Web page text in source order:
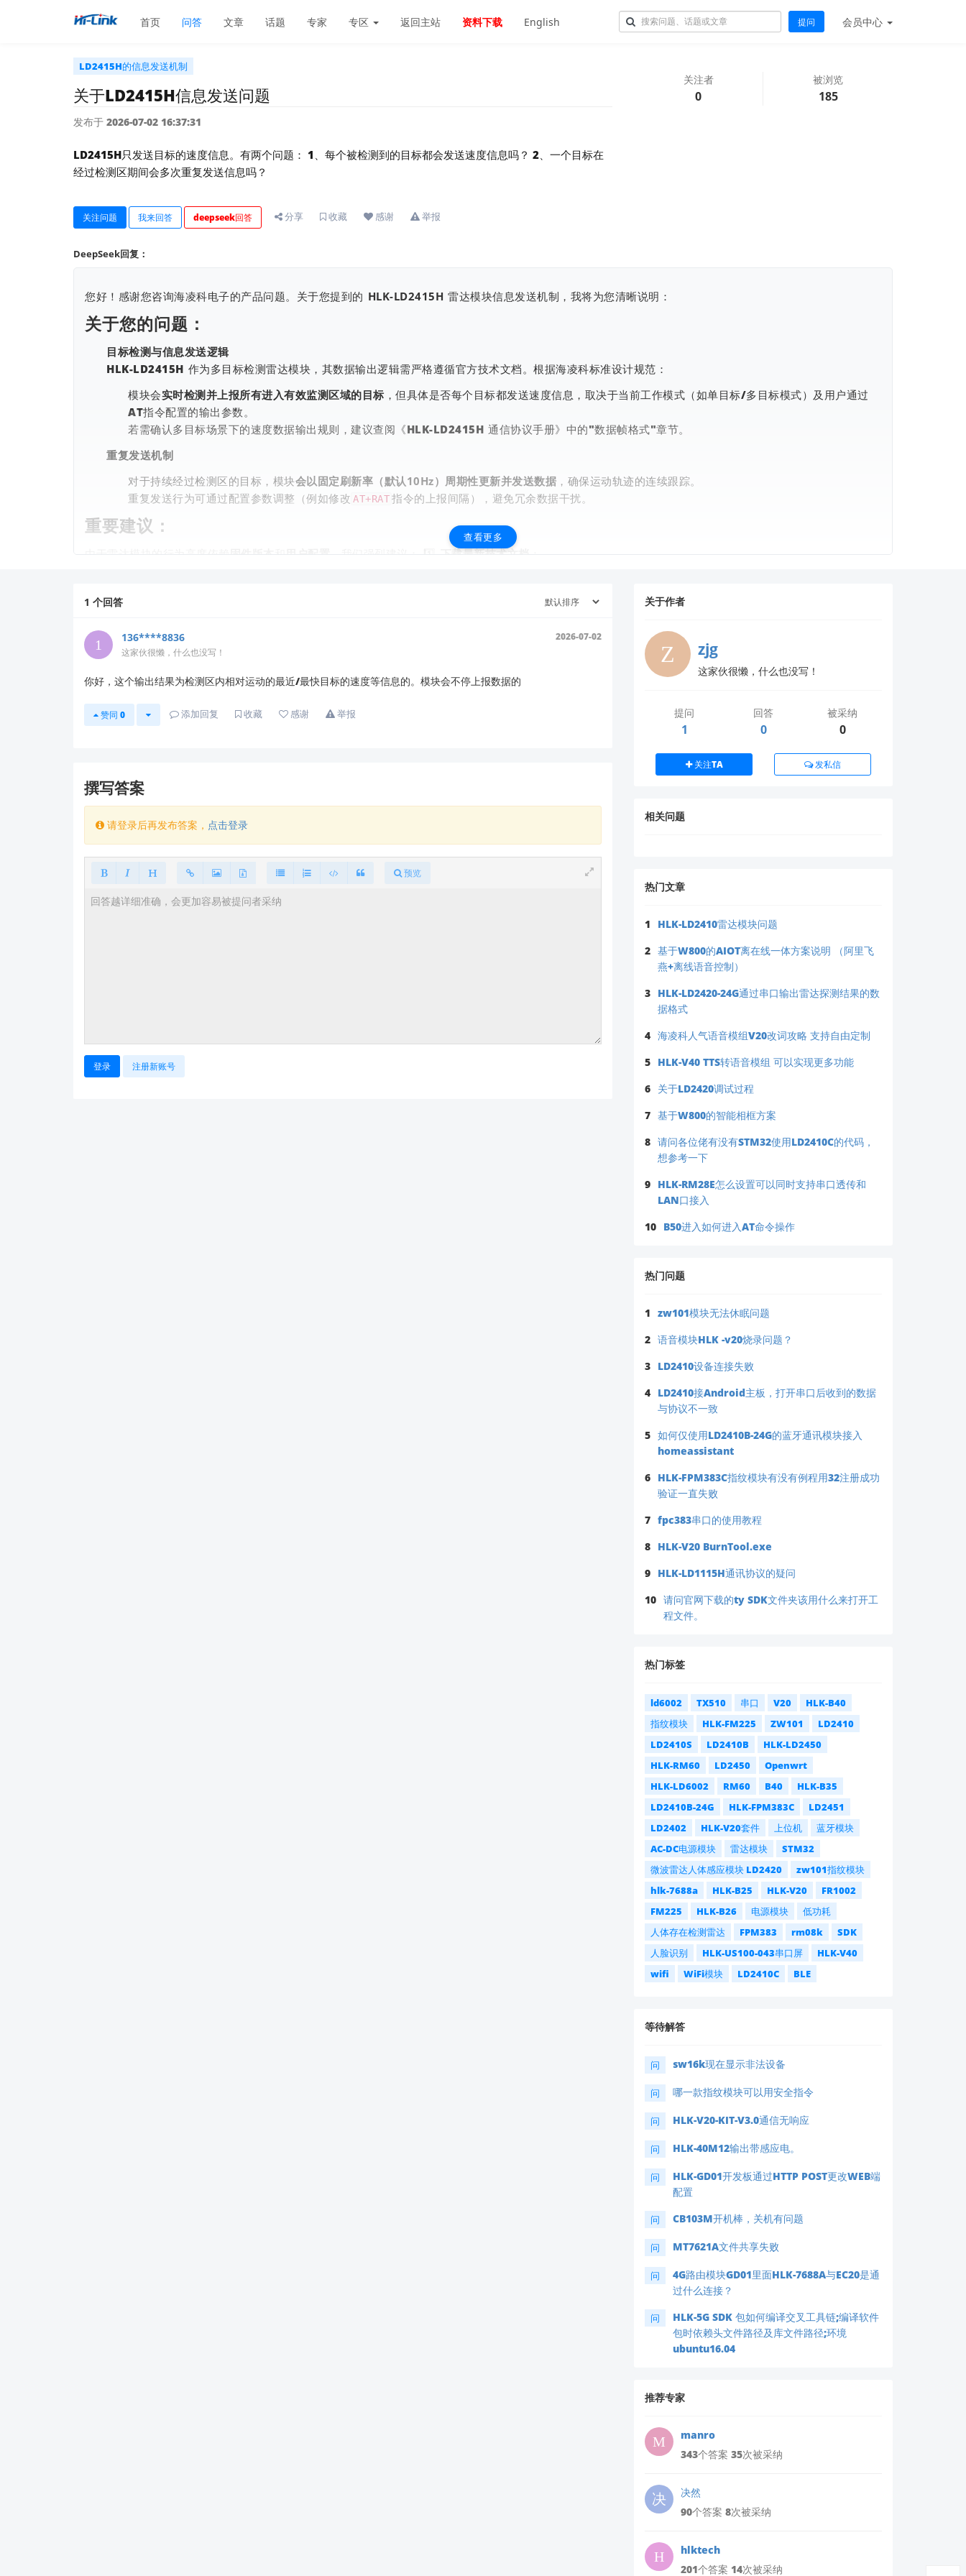
首页 问答 文章 话题 专家 专区 返回主站 资料下载 English 提问 会员中心
LD2415H的信息发送机制
关于LD2415H信息发送问题
发布于 2026-07-02 16:37:31
LD2415H只发送目标的速度信息。有两个问题： 1、每个被检测到的目标都会发送速度信息吗？ 2、一个目标在
经过检测区期间会多次重复发送信息吗？
关注者
0
被浏览
185
关注问题 我来回答 deepseek回答 分享 收藏 感谢 举报
DeepSeek回复：
您好！感谢您咨询海凌科电子的产品问题。关于您提到的 HLK-LD2415H 雷达模块信息发送机制，我将为您清晰说明：
关于您的问题：
目标检测与信息发送逻辑
HLK-LD2415H 作为多目标检测雷达模块，其数据输出逻辑需严格遵循官方技术文档。根据海凌科标准设计规范：
模块会实时检测并上报所有进入有效监测区域的目标 ，但具体是否每个目标都发送速度信息，取决于当前工作模式（如单目标/多目标模式）及用户通过
AT指令配置的输出参数。
若需确认多目标场景下的速度数据输出规则，建议查阅《HLK-LD2415H 通信协议手册》中的"数据帧格式"章节。
重复发送机制
对于持续经过检测区的目标，模块会以固定刷新率（默认10Hz）周期性更新并发送数据 ，确保运动轨迹的连续跟踪。
重复发送行为可通过配置参数调整（例如修改 AT+RAT指令的上报间隔），避免冗余数据干扰。
重要建议：
下载最新技术文档
若您已通过串口工具连接模块，可尝试发送
查询当前固件版本，并参考手册第4章调整输出参数。
3️⃣深度技术支持：
如需针对您具体应用场景的配置方案（例如车辆测速场景的优化设置），请将以下信息发送至业务邮箱：
模块固件版本号
⚠️ 注：海凌科所有雷达模块均遵循"配置决定功能"原则，相同型号在不同参数下可能表现差异。我们
不提供脱离文档的推测性答复，以确保技术严谨性。
如有其他配置疑问，欢迎随时联系！
查看更多
1 个回答
136****8836
2026-07-02
这家伙很懒，什么也没写！
你好，这个输出结果为检测区内相对运动的最近/最快目标的速度等信息的。模块会不停上报数据的
赞同 0 添加回复 收藏 感谢 举报
撰写答案
请登录后再发布答案， 点击登录
预览
登录 注册新账号
关于作者
zjg
这家伙很懒，什么也没写！
提问
1
回答
0
被采纳
0
关注TA 发私信
相关问题
热门文章
1
HLK-LD2410雷达模块问题
2 基于W800的AIOT离在线一体方案说明 （阿里飞
燕+离线语音控制）
3 HLK-LD2420-24G通过串口输出雷达探测结果的数
据格式
4 海凌科人气语音模组V20改词攻略 支持自由定制
5 HLK-V40 TTS转语音模组 可以实现更多功能
6 关于LD2420调试过程
7 基于W800的智能相框方案
8 请问各位佬有没有STM32使用LD2410C的代码，
想参考一下
9 HLK-RM28E怎么设置可以同时支持串口透传和
LAN口接入
10 B50进入如何进入AT命令操作
热门问题
1 zw101模块无法休眠问题
2 语音模块HLK -v20烧录问题？
3 LD2410设备连接失败
4 LD2410接Android主板，打开串口后收到的数据
与协议不一致
5 如何仅使用LD2410B-24G的蓝牙通讯模块接入
homeassistant
6 HLK-FPM383C指纹模块有没有例程用32注册成功
验证一直失败
7 fpc383串口的使用教程
8 HLK-V20 BurnTool.exe
9 HLK-LD1115H通讯协议的疑问
10 请问官网下载的ty SDK文件夹该用什么来打开工
程文件。
热门标签
ld6002 TX510 串口 V20
HLK-B40
指纹模块
HLK-FM225 ZW101
LD2410
LD2410S
LD2410B
HLK-LD2450
HLK-RM60
LD2450
Openwrt
HLK-LD6002
RM60 B40
HLK-B35
LD2410B-24G
HLK-FPM383C
LD2451
LD2402
HLK-V20套件 上位机
蓝牙模块
AC-DC电源模块
雷达模块
STM32
微波雷达人体感应模块 LD2420
zw101指纹模块
hlk-7688a
HLK-B25 HLK-V20
FR1002
FM225
HLK-B26 电源模块
低功耗
人体存在检测雷达
FPM383 rm08k
SDK
人脸识别
HLK-US100-043串口屏
HLK-V40
wifi
WiFi模块 LD2410C BLE
等待解答
问 sw16k现在显示非法设备
问 哪一款指纹模块可以用安全指令
问 HLK-V20-KIT-V3.0通信无响应
问 HLK-40M12输出带感应电。
问
HLK-GD01开发板通过HTTP POST更改WEB端
配置
问 CB103M开机棒，关机有问题
问 MT7621A文件共享失败
问
4G路由模块GD01里面HLK-7688A与EC20是通
过什么连接？
问
HLK-5G SDK 包如何编译交叉工具链;编译软件
包时依赖头文件路径及库文件路径;环境
ubuntu16.04
推荐专家
manro
343个答案 35次被采纳
决然
90个答案 8次被采纳
hlktech
201个答案 14次被采纳